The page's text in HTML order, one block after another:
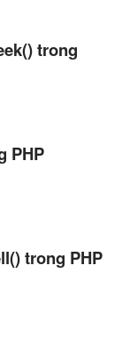
trong
PHP
trong PHP